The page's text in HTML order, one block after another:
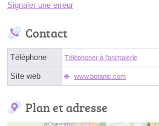
Signaler une erreur
Contact
Téléphone Téléphoner à l'animalerie
Site web www.botanic.com
Plan et adresse